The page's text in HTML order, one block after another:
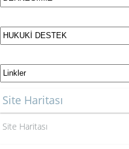
Site Haritası
Site Haritası